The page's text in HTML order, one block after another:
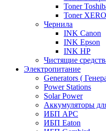
Toner
Toner
Чернила
INK Canon
INK Epson
INK HP
Чистящие
Электропитание
Generators (
Power Stations
Solar Power
Аккумуляторы
ИБП APC
ИБП Eaton